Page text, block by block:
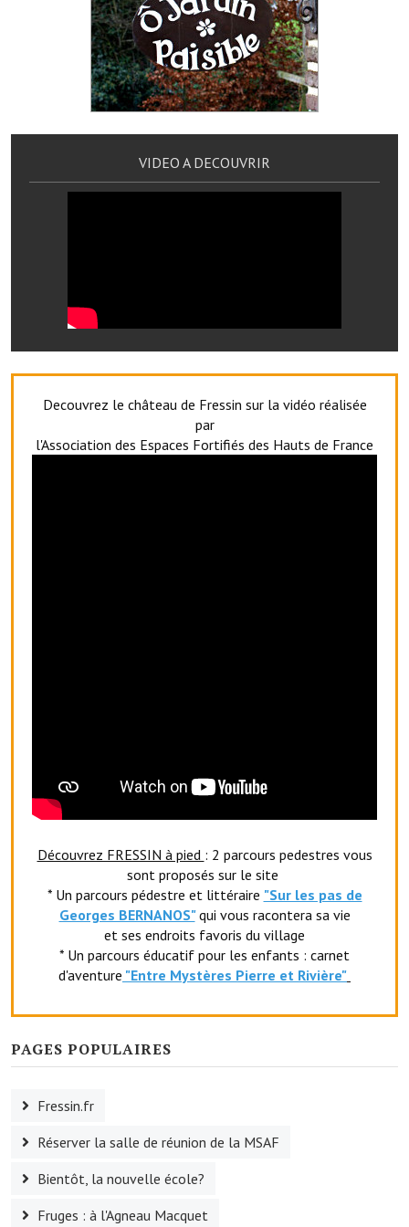
Les réseaux partenaires
L'association des maires
L'office de tourisme
Le conseil départemental
France services
France Renov
Services publics communaux
Démarches administratives
Exploitants agricoles
Agents immobiliers
Réserver une salle
Salle Georges Delépine
Maison des services et des associations fressinoises
VILLE ACTIVE
Village culturel
La société musicale de l'Avenir Fressinois
La troupe théâtrale de l'Avenir Fressinois
Les Amis du Patrimoine
L'association du château
VIDEO A DECOUVRIR
Decouvrez le château de Fressin sur la vidéo réalisée
par
l'Association des Espaces Fortifiés des Hauts de France
Découvrez FRESSIN à pied : 2 parcours pedestres vous
sont proposés sur le site
* Un parcours pédestre et littéraire "Sur les pas de
Georges BERNANOS" qui vous racontera sa vie
et ses endroits favoris du village
* Un parcours éducatif pour les enfants : carnet
d'aventure "Entre Mystères Pierre et Rivière"
PAGES POPULAIRES
Fressin.fr
Réserver la salle de réunion de la MSAF
Bientôt, la nouvelle école?
Fruges : à l'Agneau Macquet